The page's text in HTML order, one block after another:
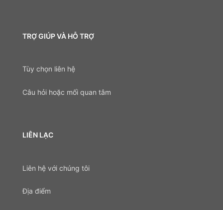
TRỢ GIÚP VÀ HỖ TRỢ
Tùy chọn liên hệ
Câu hỏi hoặc mối quan tâm
LIÊN LẠC
Liên hệ với chúng tôi
Địa điểm